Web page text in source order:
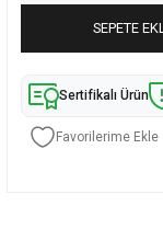
SEPETE
Sertifikalı Ürün